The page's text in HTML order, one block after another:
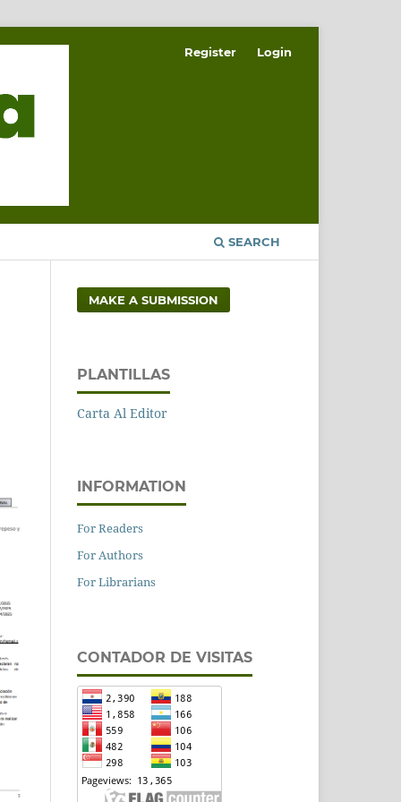
SEARCH
Register Login
MAKE A SUBMISSION
PLANTILLAS
Carta Al Editor
INFORMATION
For Readers
For Authors
For Librarians
CONTADOR DE VISITAS